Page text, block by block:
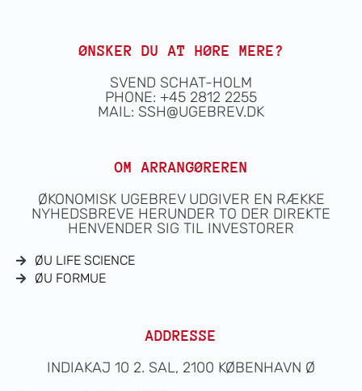
ØNSKER DU AT HØRE MERE?
SVEND SCHAT-HOLM
PHONE: +45 2812 2255
MAIL: SSH@UGEBREV.DK
OM ARRANGØREREN
ØKONOMISK UGEBREV UDGIVER EN RÆKKE
NYHEDSBREVE HERUNDER TO DER DIREKTE
HENVENDER SIG TIL INVESTORER
ØU LIFE SCIENCE
ØU FORMUE
ADDRESSE
INDIAKAJ 10 2. SAL, 2100 KØBENHAVN Ø